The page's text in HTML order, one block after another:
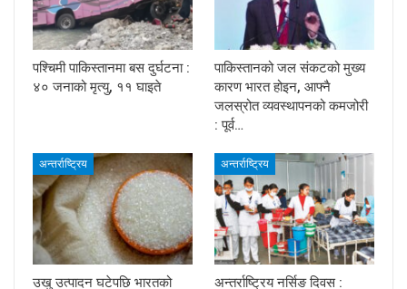
पश्चिमी पाकिस्तानमा बस दुर्घटना :
४० जनाको मृत्यु, ११ घाइते
पाकिस्तानको जल संकटको मुख्य
कारण भारत होइन, आफ्नै
जलस्रोत व्यवस्थापनको कमजोरी
: पूर्व…
अन्तर्राष्ट्रिय
उखु उत्पादन घटेपछि भारतको
अन्तर्राष्ट्रिय
अन्तर्राष्ट्रिय नर्सिङ दिवस :